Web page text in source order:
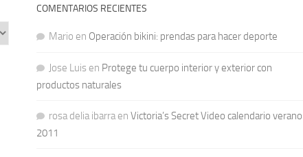
COMENTARIOS RECIENTES
Mario en Operación bikini: prendas para hacer deporte
Jose Luis en Protege tu cuerpo interior y exterior con
productos naturales
rosa delia ibarraen Victoria’s Secret Video calendario verano
2011